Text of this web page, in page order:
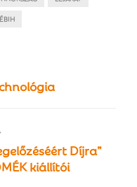
Díjra”
kiállítói